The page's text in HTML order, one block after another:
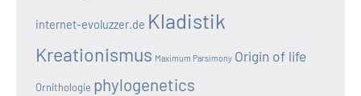
internet-evoluzzer.de Kladistik
Kreationismus Maximum Parsimony Origin of life
Ornithologie phylogenetics